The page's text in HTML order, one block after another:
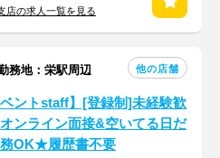
の求人一覧を見る
地：栄駅周辺 他の店舗
ベントstaff】[登録制]未経験歓
ンライン面接&空いてる日だ
OK★履歴書不要